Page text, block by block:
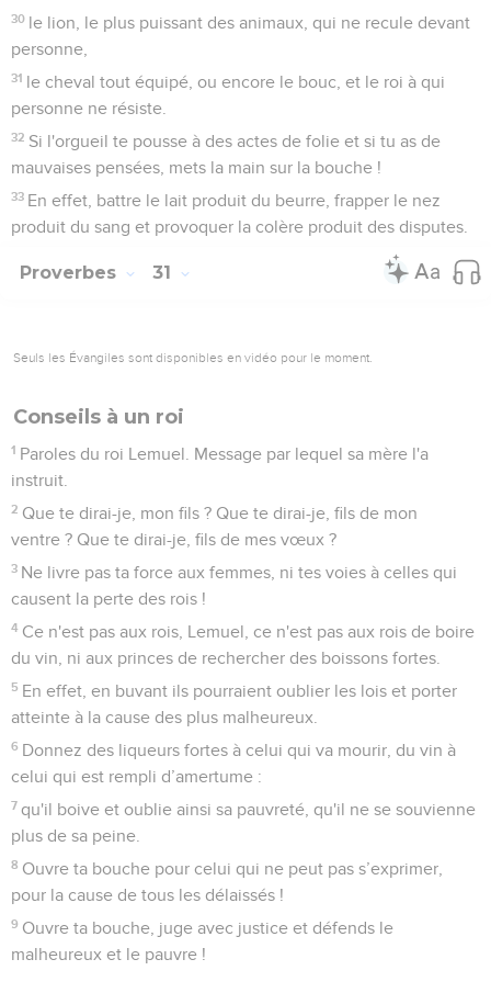
30 le lion, le plus puissant des animaux, qui ne recule devant
personne,
31 le cheval tout équipé, ou encore le bouc, et le roi à qui
personne ne résiste.
32 Si l'orgueil te pousse à des actes de folie et si tu as de
mauvaises pensées, mets la main sur la bouche !
33 En effet, battre le lait produit du beurre, frapper le nez
produit du sang et provoquer la colère produit des disputes.
Proverbes 31
Seuls les Évangiles sont disponibles en vidéo pour le moment.
Conseils à un roi
1 Paroles du roi Lemuel. Message par lequel sa mère l'a
instruit.
2 Que te dirai-je, mon fils ? Que te dirai-je, fils de mon
ventre ? Que te dirai-je, fils de mes vœux ?
3 Ne livre pas ta force aux femmes, ni tes voies à celles qui
causent la perte des rois !
4 Ce n'est pas aux rois, Lemuel, ce n'est pas aux rois de boire
du vin, ni aux princes de rechercher des boissons fortes.
5 En effet, en buvant ils pourraient oublier les lois et porter
atteinte à la cause des plus malheureux.
6 Donnez des liqueurs fortes à celui qui va mourir, du vin à
celui qui est rempli d’amertume :
7 qu'il boive et oublie ainsi sa pauvreté, qu'il ne se souvienne
plus de sa peine.
8 Ouvre ta bouche pour celui qui ne peut pas s’exprimer,
pour la cause de tous les délaissés !
9 Ouvre ta bouche, juge avec justice et défends le
malheureux et le pauvre !